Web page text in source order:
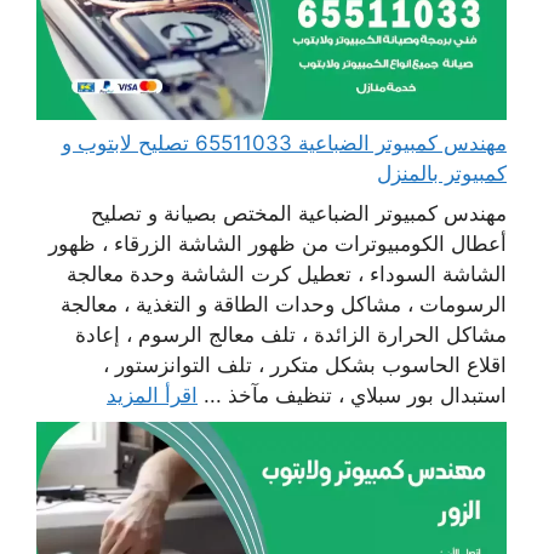
مهندس كمبيوتر الضباعية 65511033 تصليح لابتوب و
كمبيوتر بالمنزل
مهندس كمبيوتر الضباعية المختص بصيانة و تصليح
أعطال الكومبيوترات من ظهور الشاشة الزرقاء ، ظهور
الشاشة السوداء ، تعطيل كرت الشاشة وحدة معالجة
الرسومات ، مشاكل وحدات الطاقة و التغذية ، معالجة
مشاكل الحرارة الزائدة ، تلف معالج الرسوم ، إعادة
اقلاع الحاسوب بشكل متكرر ، تلف التوانزستور ،
استبدال بور سبلاي ، تنظيف مآخذ ... اقرأ المزيد